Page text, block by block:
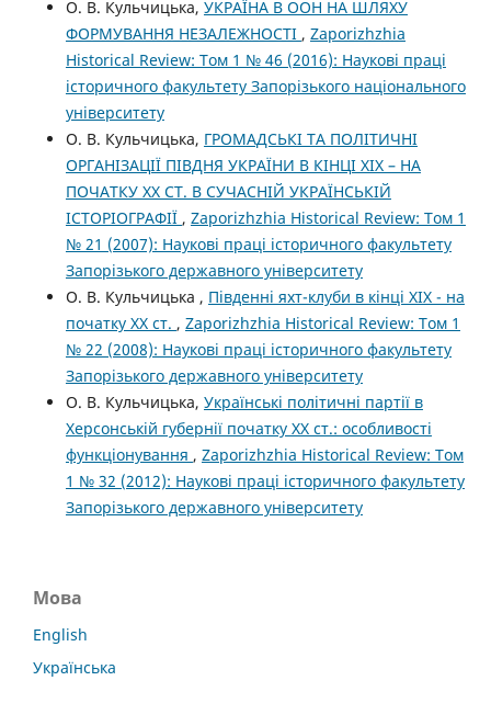
О. В. Кульчицька, УКРАЇНА В ООН НА ШЛЯХУ
ФОРМУВАННЯ НЕЗАЛЕЖНОСТІ , Zaporizhzhia
Historical Review: Том 1 № 46 (2016): Наукові праці
історичного факультету Запорізького національного
університету
О. В. Кульчицька, ГРОМАДСЬКІ ТА ПОЛІТИЧНІ
ОРГАНІЗАЦІЇ ПІВДНЯ УКРАЇНИ В КІНЦІ ХІХ – НА
ПОЧАТКУ ХХ СТ. В СУЧАСНІЙ УКРАЇНСЬКІЙ
ІСТОРІОГРАФІЇ , Zaporizhzhia Historical Review: Том 1
№ 21 (2007): Наукові праці історичного факультету
Запорізького державного університету
О. В. Кульчицька , Південні яхт-клуби в кінці ХІХ - на
початку ХХ ст. , Zaporizhzhia Historical Review: Том 1
№ 22 (2008): Наукові праці історичного факультету
Запорізького державного університету
О. В. Кульчицька, Українські політичні партії в
Херсонській губернії початку ХХ ст.: особливості
функціонування , Zaporizhzhia Historical Review: Том
1 № 32 (2012): Наукові праці історичного факультету
Запорізького державного університету
Мова
English
Українська